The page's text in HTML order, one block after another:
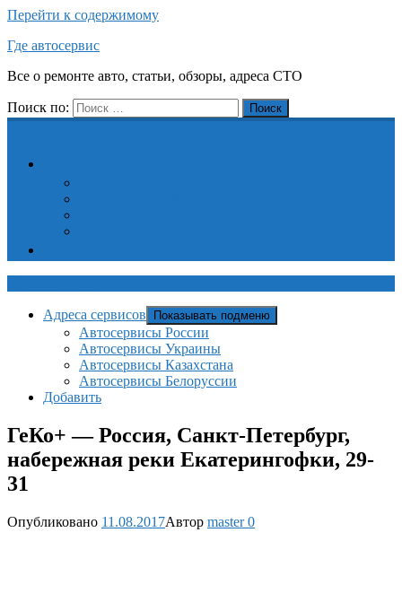
Перейти к содержимому
Где автосервис
Все о ремонте авто, статьи, обзоры, адреса СТО
Поиск по: Поиск
Адреса сервисов Показывать подменю
Автосервисы России
Автосервисы Украины
Автосервисы Казахстана
Автосервисы Белоруссии
Добавить
ГеКо+ — Россия, Санкт-Петербург,
набережная реки Екатерингофки, 29-
31
Опубликовано 11.08.2017Автор master0